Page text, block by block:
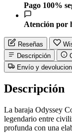
Pago 100%
Atención por
Reseñas
Descripción
Envío y
Descripción
La baraja Odyssey
legendario entre
profunda con una